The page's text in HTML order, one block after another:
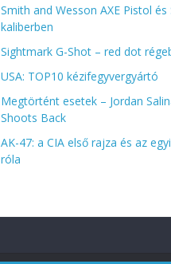
Smith and Wesson AXE Pistol és
kaliberben
Sightmark G-Shot – red dot
USA: TOP10 kézifegyvergyártó
Megtörtént esetek – Jordan
Shoots Back
AK-47: a CIA első rajza és az
róla